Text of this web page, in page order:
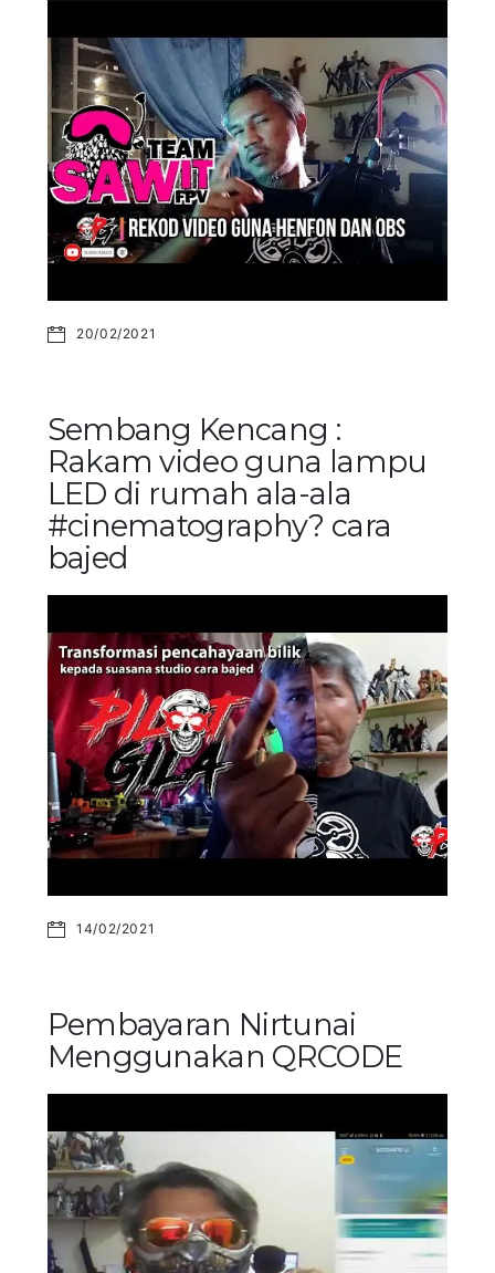
20/02/2021
Sembang Kencang :
Rakam video guna lampu
LED di rumah ala-ala
#cinematography? cara
bajed
14/02/2021
Pembayaran Nirtunai
Menggunakan QRCODE